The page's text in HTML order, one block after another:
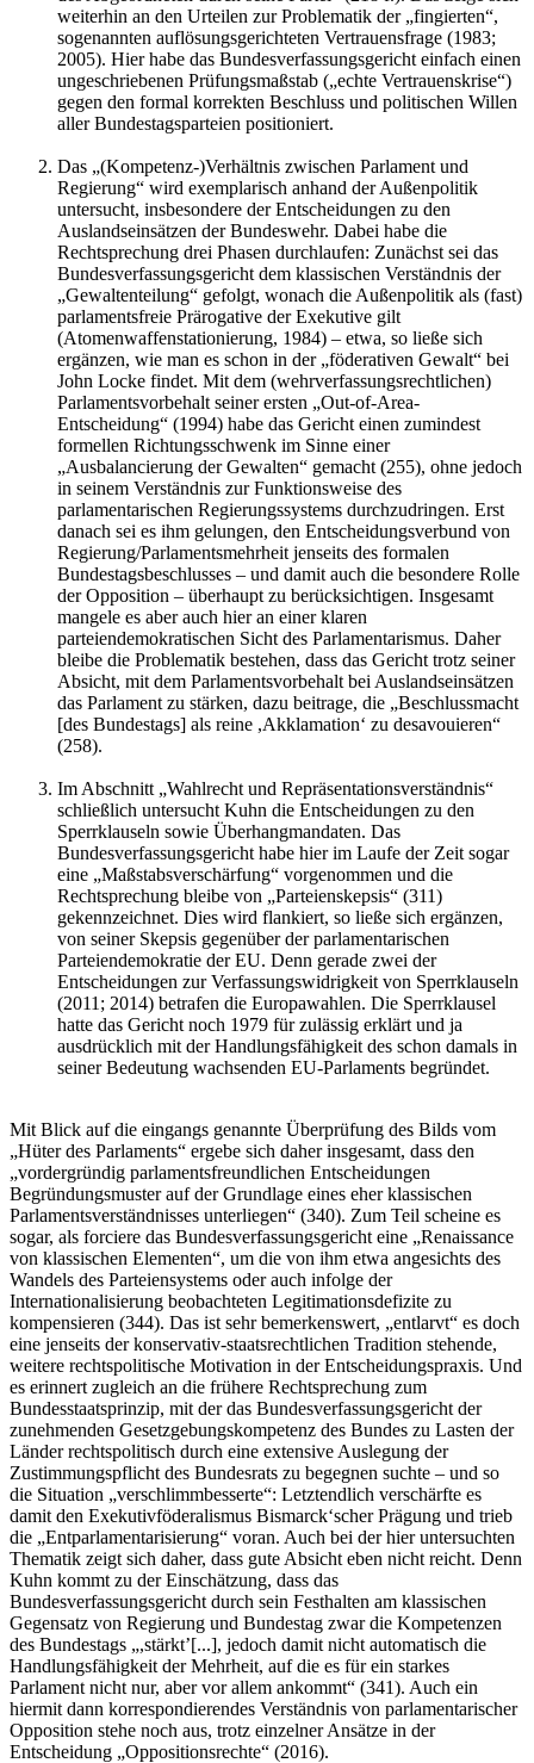
weiterhin an den Urteilen zur Problematik der „fingierten“,
sogenannten auflösungsgerichteten Vertrauensfrage (1983;
2005). Hier habe das Bundesverfassungsgericht einfach einen
ungeschriebenen Prüfungsmaßstab („echte Vertrauenskrise“)
gegen den formal korrekten Beschluss und politischen Willen
aller Bundestagsparteien positioniert.
Das „(Kompetenz-)Verhältnis zwischen Parlament und
Regierung“ wird exemplarisch anhand der Außenpolitik
untersucht, insbesondere der Entscheidungen zu den
Auslandseinsätzen der Bundeswehr. Dabei habe die
Rechtsprechung drei Phasen durchlaufen: Zunächst sei das
Bundesverfassungsgericht dem klassischen Verständnis der
„Gewaltenteilung“ gefolgt, wonach die Außenpolitik als (fast)
parlamentsfreie Prärogative der Exekutive gilt
(Atomenwaffenstationierung, 1984) – etwa, so ließe sich
ergänzen, wie man es schon in der „föderativen Gewalt“ bei
John Locke findet. Mit dem (wehrverfassungsrechtlichen)
Parlamentsvorbehalt seiner ersten „Out-of-Area-
Entscheidung“ (1994) habe das Gericht einen zumindest
formellen Richtungsschwenk im Sinne einer
„Ausbalancierung der Gewalten“ gemacht (255), ohne jedoch
in seinem Verständnis zur Funktionsweise des
parlamentarischen Regierungssystems durchzudringen. Erst
danach sei es ihm gelungen, den Entscheidungsverbund von
Regierung/Parlamentsmehrheit jenseits des formalen
Bundestagsbeschlusses – und damit auch die besondere Rolle
der Opposition – überhaupt zu berücksichtigen. Insgesamt
mangele es aber auch hier an einer klaren
parteiendemokratischen Sicht des Parlamentarismus. Daher
bleibe die Problematik bestehen, dass das Gericht trotz seiner
Absicht, mit dem Parlamentsvorbehalt bei Auslandseinsätzen
das Parlament zu stärken, dazu beitrage, die „Beschlussmacht
[des Bundestags] als reine ,Akklamation‘ zu desavouieren“
(258).
Im Abschnitt „Wahlrecht und Repräsentationsverständnis“
schließlich untersucht Kuhn die Entscheidungen zu den
Sperrklauseln sowie Überhangmandaten. Das
Bundesverfassungsgericht habe hier im Laufe der Zeit sogar
eine „Maßstabsverschärfung“ vorgenommen und die
Rechtsprechung bleibe von „Parteienskepsis“ (311)
gekennzeichnet. Dies wird flankiert, so ließe sich ergänzen,
von seiner Skepsis gegenüber der parlamentarischen
Parteiendemokratie der EU. Denn gerade zwei der
Entscheidungen zur Verfassungswidrigkeit von Sperrklauseln
(2011; 2014) betrafen die Europawahlen. Die Sperrklausel
hatte das Gericht noch 1979 für zulässig erklärt und ja
ausdrücklich mit der Handlungsfähigkeit des schon damals in
seiner Bedeutung wachsenden EU-Parlaments begründet.
Mit Blick auf die eingangs genannte Überprüfung des Bilds vom
„Hüter des Parlaments“ ergebe sich daher insgesamt, dass den
„vordergründig parlamentsfreundlichen Entscheidungen
Begründungsmuster auf der Grundlage eines eher klassischen
Parlamentsverständnisses unterliegen“ (340). Zum Teil scheine es
sogar, als forciere das Bundesverfassungsgericht eine „Renaissance
von klassischen Elementen“, um die von ihm etwa angesichts des
Wandels des Parteiensystems oder auch infolge der
Internationalisierung beobachteten Legitimationsdefizite zu
kompensieren (344). Das ist sehr bemerkenswert, „entlarvt“ es doch
eine jenseits der konservativ-staatsrechtlichen Tradition stehende,
weitere rechtspolitische Motivation in der Entscheidungspraxis. Und
es erinnert zugleich an die frühere Rechtsprechung zum
Bundesstaatsprinzip, mit der das Bundesverfassungsgericht der
zunehmenden Gesetzgebungskompetenz des Bundes zu Lasten der
Länder rechtspolitisch durch eine extensive Auslegung der
Zustimmungspflicht des Bundesrats zu begegnen suchte – und so
die Situation „verschlimmbesserte“: Letztendlich verschärfte es
damit den Exekutivföderalismus Bismarck‘scher Prägung und trieb
die „Entparlamentarisierung“ voran. Auch bei der hier untersuchten
Thematik zeigt sich daher, dass gute Absicht eben nicht reicht. Denn
Kuhn kommt zu der Einschätzung, dass das
Bundesverfassungsgericht durch sein Festhalten am klassischen
Gegensatz von Regierung und Bundestag zwar die Kompetenzen
des Bundestags „,stärkt’[...], jedoch damit nicht automatisch die
Handlungsfähigkeit der Mehrheit, auf die es für ein starkes
Parlament nicht nur, aber vor allem ankommt“ (341). Auch ein
hiermit dann korrespondierendes Verständnis von parlamentarischer
Opposition stehe noch aus, trotz einzelner Ansätze in der
Entscheidung „Oppositionsrechte“ (2016).